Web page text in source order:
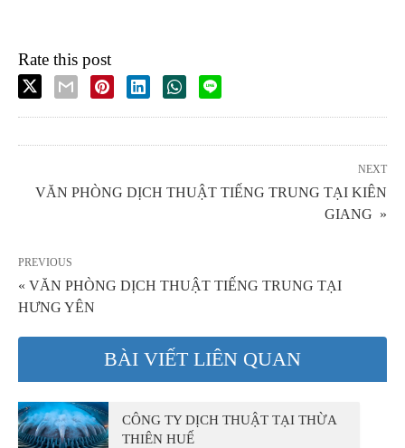
Rate this post
NEXT
VĂN PHÒNG DỊCH THUẬT TIẾNG TRUNG TẠI KIÊN
GIANG »
PREVIOUS
« VĂN PHÒNG DỊCH THUẬT TIẾNG TRUNG TẠI
HƯNG YÊN
BÀI VIẾT LIÊN QUAN
CÔNG TY DỊCH THUẬT TẠI THỪA
THIÊN HUẾ